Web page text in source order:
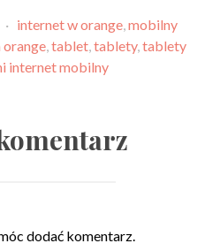
· internet w orange, mobilny
tablet tablety, tablety
internet mobilny
dodać komentarz.